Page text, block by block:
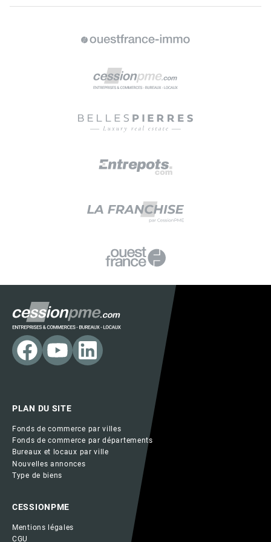
PLAN DU SITE
Fonds de commerce par villes
Fonds de commerce par départements
Bureaux et locaux par ville
Nouvelles annonces
Type de biens
CESSIONPME
Mentions légales
CGU